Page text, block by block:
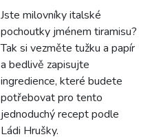
Jste milovníky italské
pochoutky jménem tiramisu?
Tak si vezměte tužku a papír
a bedlivě zapisujte
ingredience, které budete
potřebovat pro tento
jednoduchý recept podle
Ládi Hrušky.